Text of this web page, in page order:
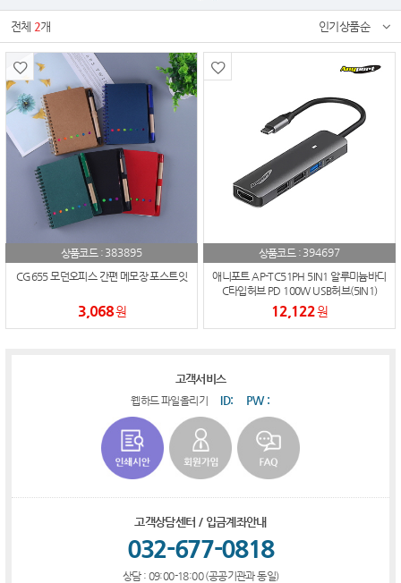
전체 2개 인기상품순
상품코드 : 383895
CG655 모던오피스 간편 메모장 포스트잇
3,068원
상품코드 : 394697
애니포트 AP-TC51PH 5IN1 알루미늄바디
C타입허브 PD 100W USB허브(5IN1)
12,122원
고객서비스
웹하드 파일올리기 ID: PW :
고객상담센터 / 입금계좌안내
032-677-0818
상담 : 09:00-18:00 (공공기관과 동일)